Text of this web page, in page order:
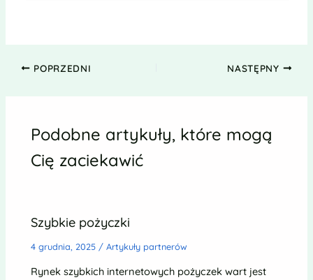
POPRZEDNI NASTĘPNY
Podobne artykuły, które mogą
Cię zaciekawić
Szybkie pożyczki
4 grudnia, 2025 /Artykuły partnerów
Rynek szybkich internetowych pożyczek wart jest